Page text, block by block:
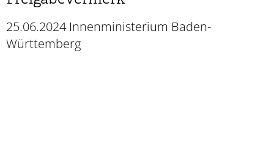
25.06.2024 Innenministerium Baden-
Württemberg